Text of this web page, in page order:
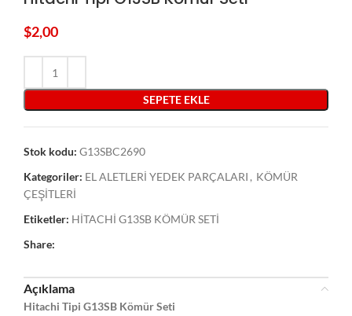
$2,00
SEPETE EKLE
Stok kodu: G13SBC2690
Kategoriler: EL ALETLERİ YEDEK PARÇALARI , KÖMÜR
ÇEŞİTLERİ
Etiketler: HİTACHİ G13SB KÖMÜR SETİ
Share:
Açıklama
Hitachi Tipi G13SB Kömür Seti